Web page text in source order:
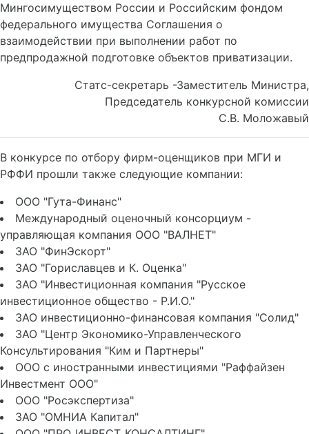
Мингосимуществом России и Российским фондом
федерального имущества Соглашения о
взаимодействии при выполнении работ по
предпродажной подготовке объектов приватизации.
Статс-секретарь -Заместитель Министра,
Председатель конкурсной комиссии
С.В. Моложавый
В конкурсе по отбору фирм-оценщиков при МГИ и
РФФИ прошли также следующие компании:
ООО "Гута-Финанс"
Международный оценочный консорциум -
управляющая компания ООО "ВАЛНЕТ"
ЗАО "ФинЭскорт"
ЗАО "Гориславцев и К. Оценка"
ЗАО "Инвестиционная компания "Русское
инвестиционное общество - Р.И.О."
ЗАО инвестиционно-финансовая компания "Солид"
ЗАО "Центр Экономико-Управленческого
Консультирования "Ким и Партнеры"
ООО с иностранными инвестициями "Раффайзен
Инвестмент ООО"
ООО "Росэкспертиза"
ЗАО "ОМНИА Капитал"